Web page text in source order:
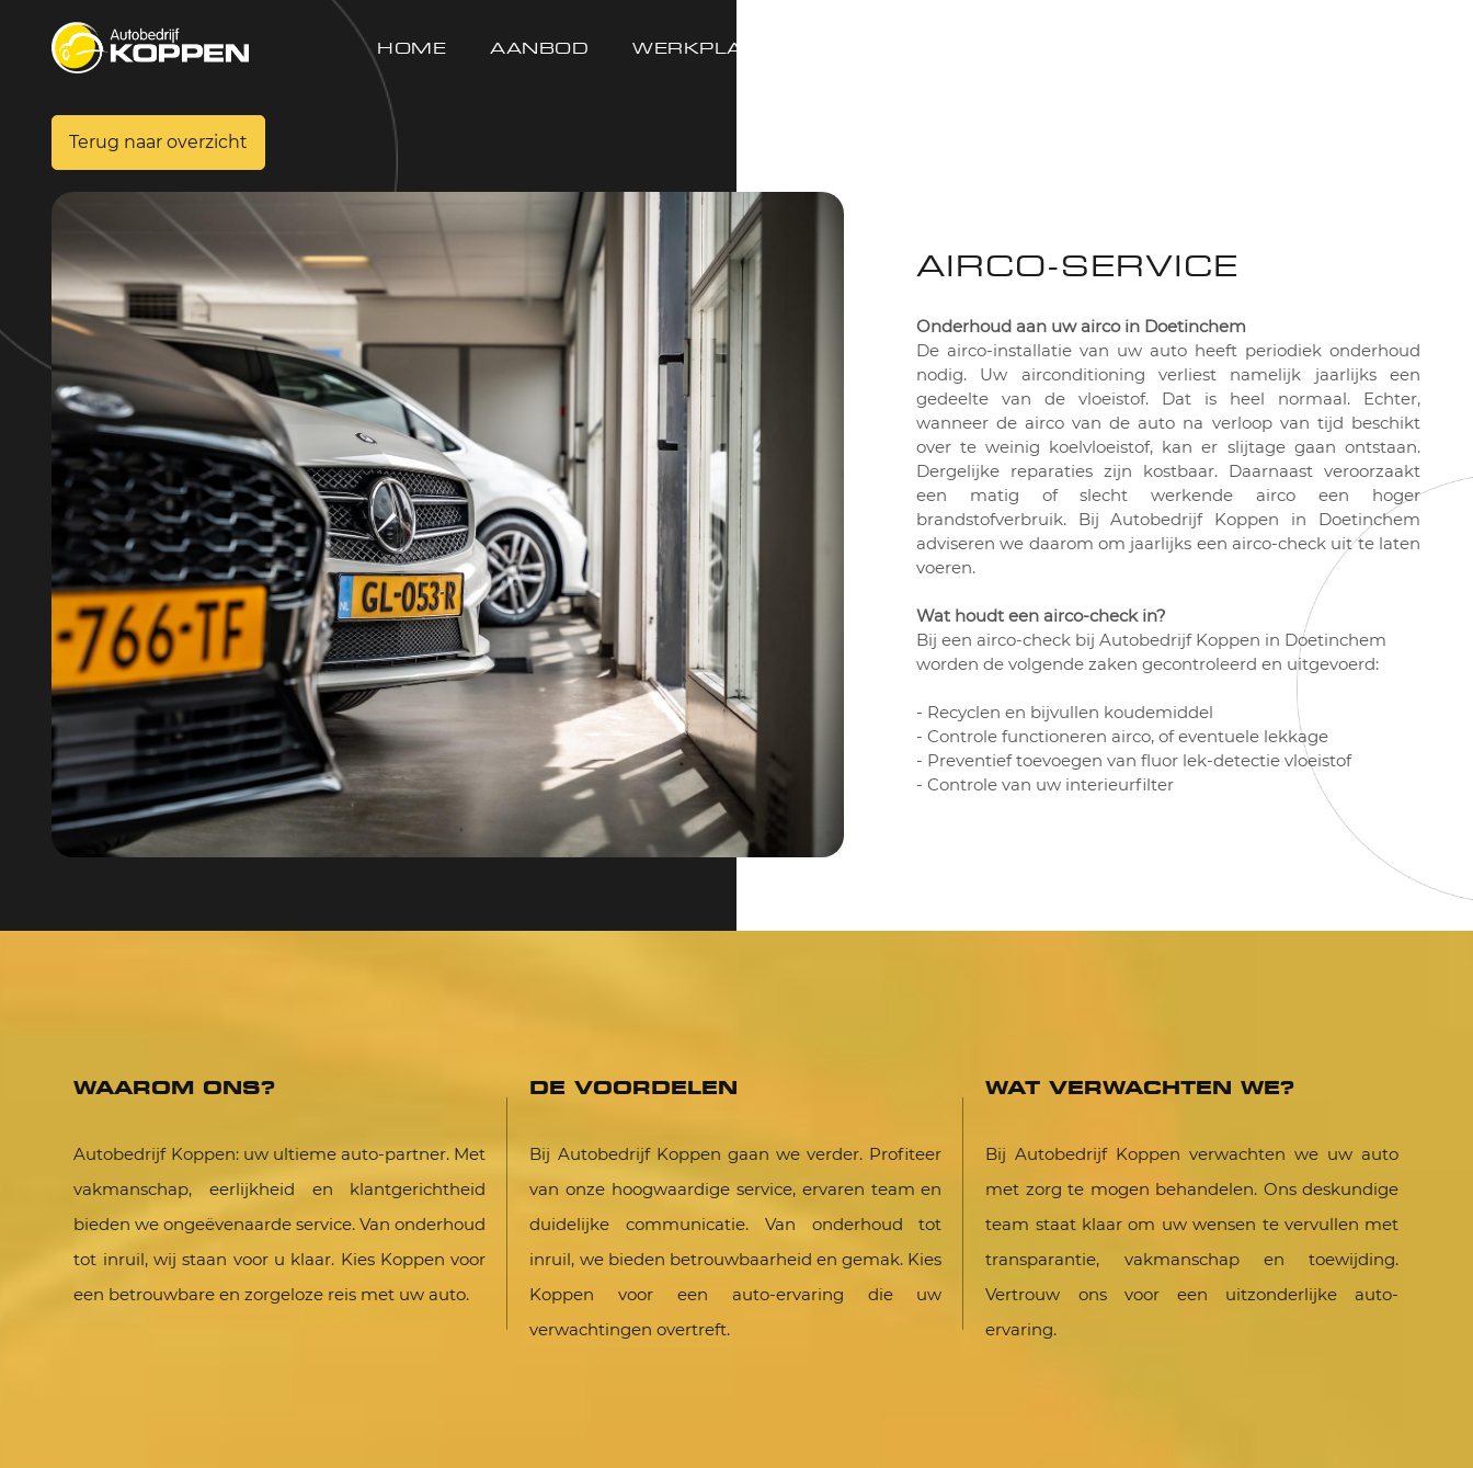
HOME AANBOD WERKPLAATS
Terug naar overzicht
AIRCO-SERVICE
Onderhoud aan uw airco in Doetinchem
De airco-installatie van uw auto heeft periodiek onderhoud
nodig. Uw airconditioning verliest namelijk jaarlijks een
gedeelte van de vloeistof. Dat is heel normaal. Echter,
wanneer de airco van de auto na verloop van tijd beschikt
over te weinig koelvloeistof, kan er slijtage gaan ontstaan.
Dergelijke reparaties zijn kostbaar. Daarnaast veroorzaakt
een matig of slecht werkende airco een hoger
brandstofverbruik. Bij Autobedrijf Koppen in Doetinchem
adviseren we daarom om jaarlijks een airco-check uit te laten
voeren.
Wat houdt een airco-check in?
Bij een airco-check bij Autobedrijf Koppen in Doetinchem
worden de volgende zaken gecontroleerd en uitgevoerd:
- Recyclen en bijvullen koudemiddel
- Controle functioneren airco, of eventuele lekkage
- Preventief toevoegen van fluor lek-detectie vloeistof
- Controle van uw interieurfilter
WAAROM ONS?
Autobedrijf Koppen: uw ultieme auto-partner. Met
vakmanschap, eerlijkheid en klantgerichtheid
bieden we ongeëvenaarde service. Van onderhoud
tot inruil, wij staan voor u klaar. Kies Koppen voor
een betrouwbare en zorgeloze reis met uw auto.
DE VOORDELEN
Bij Autobedrijf Koppen gaan we verder. Profiteer
van onze hoogwaardige service, ervaren team en
duidelijke communicatie. Van onderhoud tot
inruil, we bieden betrouwbaarheid en gemak. Kies
Koppen voor een auto-ervaring die uw
verwachtingen overtreft.
WAT VERWACHTEN WE?
Bij Autobedrijf Koppen verwachten we uw auto
met zorg te mogen behandelen. Ons deskundige
team staat klaar om uw wensen te vervullen met
transparantie, vakmanschap en toewijding.
Vertrouw ons voor een uitzonderlijke auto-
ervaring.